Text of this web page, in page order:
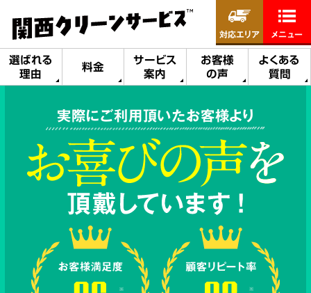
選ばれる
理由
料金
サービス
案内
お客様
の声
よくある
質問
対応エリア メニュー
実際にご利用頂いたお客様より